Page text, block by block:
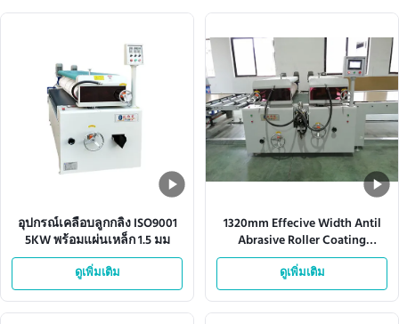
อุปกรณ์เคลือบลูกกลิ้ง ISO9001
5KW พร้อมแผ่นเหล็ก 1.5 มม
ดูเพิ่มเติม
1320mm Effecive Width Antil
Abrasive Roller Coating
Equipment 10KW
ดูเพิ่มเติม